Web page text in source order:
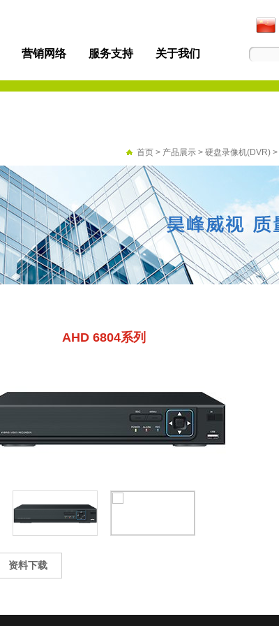
营销网络 服务支持 关于我们
首页 > 产品展示 > 硬盘录像机(DVR) >
AHD 6804系列
资料下载